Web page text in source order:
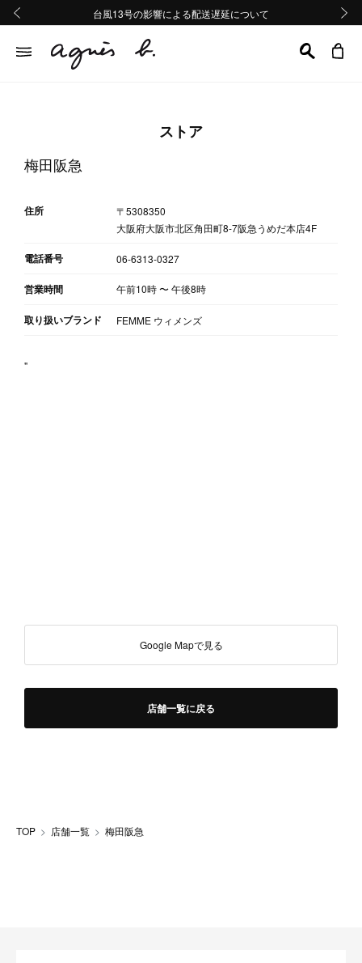
熊本地域地震の影響による配送遅延について
Summer Sale 2buy10%OFF!!
台風13号の影響による配送遅延について
熊本地域地震の影響による配送遅延について
Summer Sale 2buy10%OFF!!
ストア
梅田阪急
住所
〒5308350
大阪府大阪市北区角田町8-7阪急うめだ本店4F
電話番号 06-6313-0327
営業時間 午前10時〜午後8時
取り扱いブランド FEMME ウィメンズ
"
Google Mapで見る
店舗一覧に戻る
TOP 店舗一覧 梅田阪急